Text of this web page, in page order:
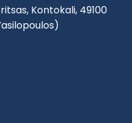
Kontokali, 49100